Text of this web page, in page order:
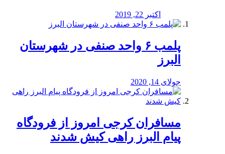
اکتبر 22, 2019
پلمب ۶ واحد صنفی در شهرستان
البرز
جولای 14, 2020
مسافران کرجی امروز از فرودگاه
پیام البرز راهی کیش شدند